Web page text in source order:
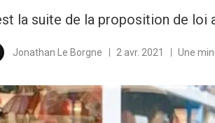
la suite de la proposition de loi
Jonathan Le Borgne 2 avr. 2021 Une